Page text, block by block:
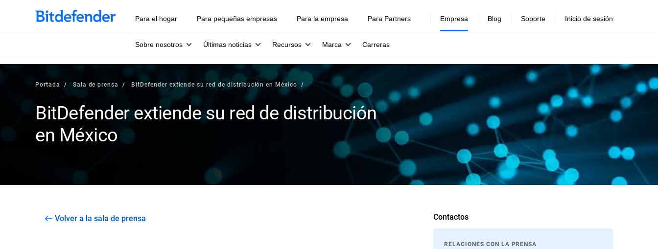
Para el hogar Para pequeñas empresas Para la empresa Para Partners Empresa
Sobre nosotros Últimas noticias Recursos Marca Carreras
Blog Soporte Inicio de sesión
Portada Sala de prensa BitDefender extiende su red de distribución en México
BitDefender extiende su red de distribución
en México
Volver a la sala de prensa Contactos
RELACIONES CON LA PRENSA